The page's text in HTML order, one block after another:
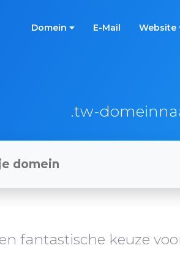
Domein E-Mail Website
.tw-
fantastische keuze